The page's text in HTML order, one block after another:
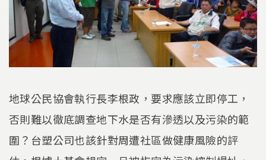
地球公民協會執行長李根政，要求應該立即停工，
否則難以徹底調查地下水是否有滲透以及污染的範
圍？台塑公司也該針對周遭社區做健康風險的評